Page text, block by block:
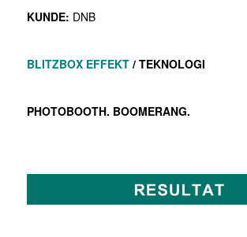
KUNDE: DNB
BLITZBOX EFFEKT / TEKNOLOGI
PHOTOBOOTH. BOOMERANG.